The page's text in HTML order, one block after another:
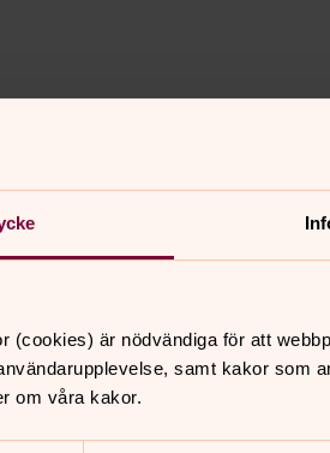
(cookies) är nödvändiga för att
samt kakor som
om våra kakor.
från Kjell Åkessons
innehåll?